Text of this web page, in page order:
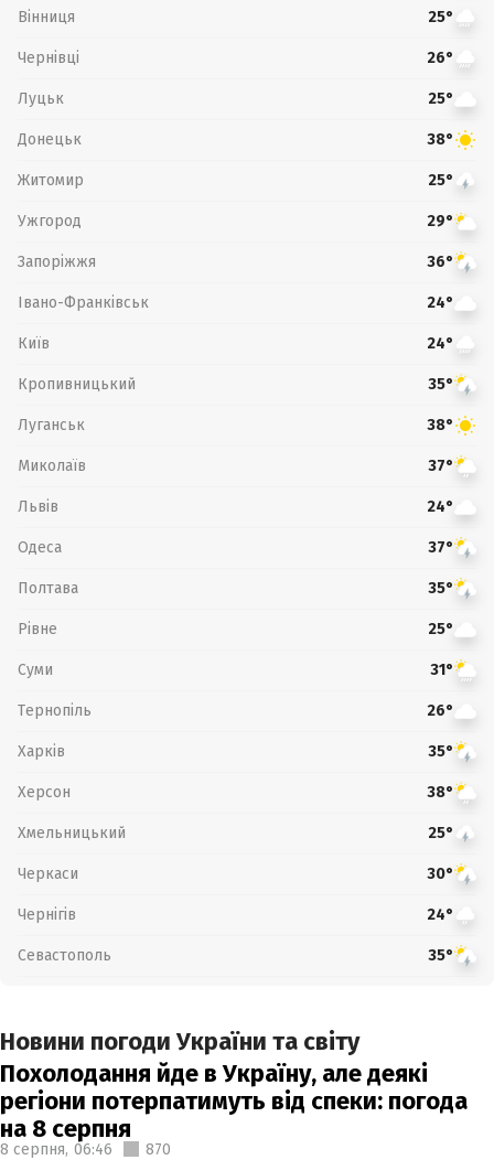
Вінниця 25°
Чернівці 26°
Луцьк 25°
Донецьк 38°
Житомир 25°
Ужгород 29°
Запоріжжя 36°
Івано-Франківськ 24°
Київ 24°
Кропивницький 35°
Луганськ 38°
Миколаїв 37°
Львів 24°
Одеса 37°
Полтава 35°
Рівне 25°
Суми 31°
Тернопіль 26°
Харків 35°
Херсон 38°
Хмельницький 25°
Черкаси 30°
Чернігів 24°
Севастополь 35°
Новини погоди України та світу
Похолодання йде в Україну, але деякі
регіони потерпатимуть від спеки: погода
на 8 серпня
8 серпня, 06:46 870